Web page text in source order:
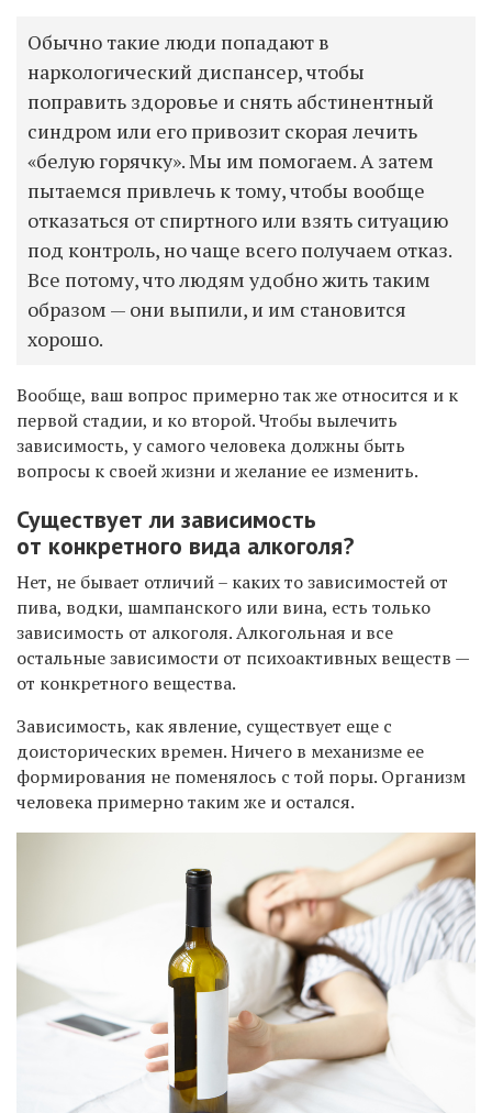
Обычно такие люди попадают в
наркологический диспансер, чтобы
поправить здоровье и снять абстинентный
синдром или его привозит скорая лечить
«белую горячку». Мы им помогаем. А затем
пытаемся привлечь к тому, чтобы вообще
отказаться от спиртного или взять ситуацию
под контроль, но чаще всего получаем отказ.
Все потому, что людям удобно жить таким
образом — они выпили, и им становится
хорошо.
Вообще, ваш вопрос примерно так же относится и к
первой стадии, и ко второй. Чтобы вылечить
зависимость, у самого человека должны быть
вопросы к своей жизни и желание ее изменить.
Существует ли зависимость
от конкретного вида алкоголя?
Нет, не бывает отличий – каких то зависимостей от
пива, водки, шампанского или вина, есть только
зависимость от алкоголя. Алкогольная и все
остальные зависимости от психоактивных веществ —
от конкретного вещества.
Зависимость, как явление, существует еще с
доисторических времен. Ничего в механизме ее
формирования не поменялось с той поры. Организм
человека примерно таким же и остался.